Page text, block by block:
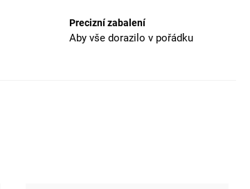
Precizní zabalení
Aby vše dorazilo v pořádku